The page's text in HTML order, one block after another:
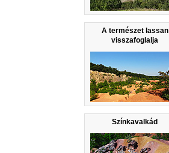
A természet lassan
visszafoglalja
Színkavalkád